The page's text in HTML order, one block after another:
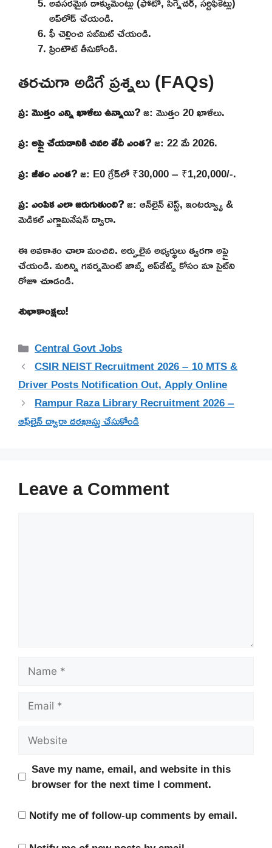
అప్‌లోడ్ చేయండి.
ఫీ చెల్లించి సబ్‌మిట్ చేయండి.
ప్రింటౌట్ తీసుకోండి.
తరచుగా అడిగే ప్రశ్నలు (FAQs)
ప్ర: మొత్తం ఎన్ని ఖాళీలు ఉన్నాయి?జ: మొత్తం 20 ఖాళీలు.
ప్ర: అప్లై చేయడానికి చివరి తేదీ ఎంత?జ: 22 మే 2026.
ప్ర: జీతం ఎంత?జ: E0 గ్రేడ్‌లో ₹30,000 – ₹1,20,000/-.
ప్ర: ఎంపిక ఎలా జరుగుతుంది?జ: ఆన్‌లైన్ టెస్ట్, ఇంటర్వ్యూ &
మెడికల్ ఎగ్జామినేషన్ ద్వారా.
ఈ అవకాశం చాలా మంచిది. అర్హులైన అభ్యర్థులు త్వరగా అప్లై
చేయండి. మరిన్ని గవర్నమెంట్ జాబ్స్ అప్‌డేట్స్ కోసం మా సైట్‌ని
రోజూ చూడండి.
శుభాకాంక్షలు!
Categories
Central Govt Jobs
CSIR NEIST Recruitment 2026 – 10 MTS &
Driver Posts Notification Out, Apply Online
Rampur Raza Library Recruitment 2026 –
ఆఫ్‌లైన్ ద్వారా దరఖాస్తు చేసుకోండి
Leave a Comment
Name
Email
Website
Save my name, email, and website in this
browser for the next time I comment.
Notify me of follow-up comments by email.